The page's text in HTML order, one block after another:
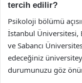
tercih edilir?
Psikoloji bölümü
İstanbul Üniversitesi,
ve Sabancı
edeceğiniz
durumunuzu göz